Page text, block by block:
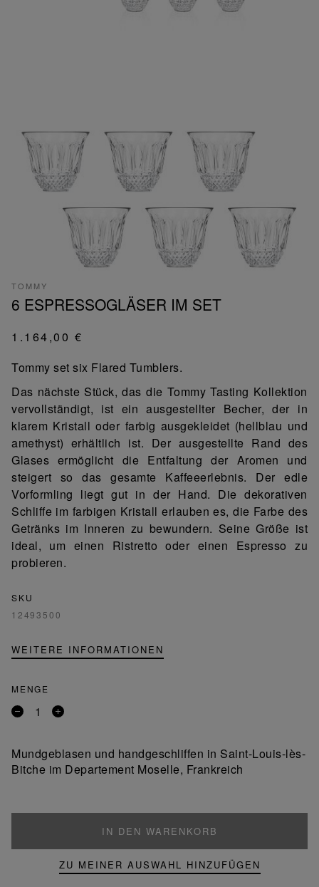
TOMMY
6 ESPRESSOGLÄSER IM SET
1.164,00 €
Tommy set six Flared Tumblers.
Das nächste Stück, das die Tommy Tasting Kollektion
vervollständigt, ist ein ausgestellter Becher, der in
klarem Kristall oder farbig ausgekleidet (hellblau und
amethyst) erhältlich ist. Der ausgestellte Rand des
Glases ermöglicht die Entfaltung der Aromen und
steigert so das gesamte Kaffeeerlebnis. Der edle
Vorformling liegt gut in der Hand. Die dekorativen
Schliffe im farbigen Kristall erlauben es, die Farbe des
Getränks im Inneren zu bewundern. Seine Größe ist
ideal, um einen Ristretto oder einen Espresso zu
probieren.
SKU
12493500
WEITERE INFORMATIONEN
MENGE
Entfernen
Produkt
Ein
Mundgeblasen und handgeschliffen in Saint-Louis-lès-
Bitche im Departement Moselle, Frankreich
IN DEN WARENKORB
ZU MEINER AUSWAHL HINZUFÜGEN